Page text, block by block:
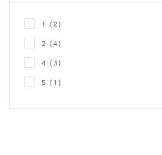
1 ( 2 )
2 ( 4)
4 ( 3 )
5 ( 1 )